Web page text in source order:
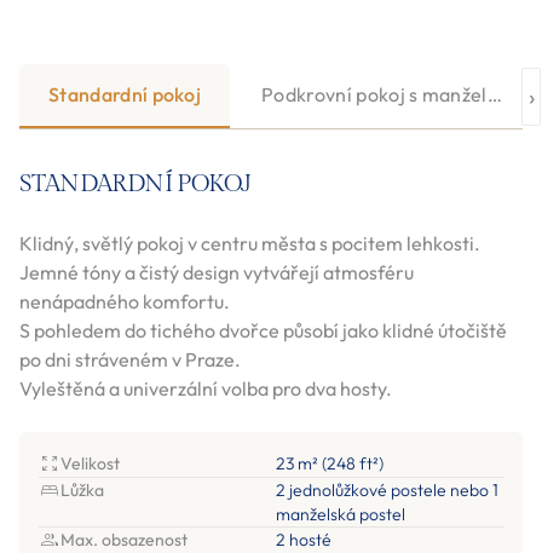
Standardní pokoj Podkrovní pokoj s manželskou›
STANDARDNÍ POKOJ
Klidný, světlý pokoj v centru města s pocitem lehkosti.
Jemné tóny a čistý design vytvářejí atmosféru
nenápadného komfortu.
S pohledem do tichého dvořce působí jako klidné útočiště
po dni stráveném v Praze.
Vyleštěná a univerzální volba pro dva hosty.
Velikost
23 m² (248 ft²)
Lůžka
2 jednolůžkové postele nebo 1
manželská postel
Max. obsazenost
2 hosté